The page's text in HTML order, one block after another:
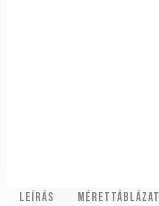
Leírás Mérettáblázat